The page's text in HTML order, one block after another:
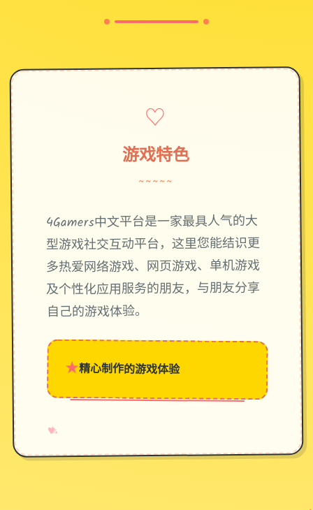
♡
游戏特色
~~~~~
4Gamers中文平台是一家最具人气的大
型游戏社交互动平台，这里您能结识更
多热爱网络游戏、网页游戏、单机游戏
及个性化应用服务的朋友，与朋友分享
自己的游戏体验。
★精心制作的游戏体验
♥
✧
→